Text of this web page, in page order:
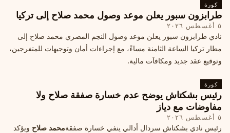
كورة
طرابزون سبور يعلن موعد وصول محمد صلاح إلى تركيا
٥ أغسطس ٢٠٢٦
نادي طرابزون سبور يعلن موعد وصول النجم المصري محمد صلاح إلى
مطار تركيا الساعة الثامنة مساءً، مع إجراءات أمان وتوجيهات للمتفرجين،
وتوقيع عقد جديد ومكافآت مالية.
كورة
رئيس بشكتاش يوضح عدم خسارة صفقة صلاح ولا
مفاوضات مع دياز
٥ أغسطس ٢٠٢٦
رئيس نادي بشكتاش سردال أدالي ينفي خسارة صفقةمحمد صلاح ويؤكد